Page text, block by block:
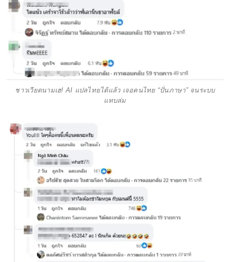
ชาวเวียดนามเฮ! AI แปลไทยได้แล้ว เจอคนไทย “ปั่นภาษา” จนระบบ
แทบล่ม